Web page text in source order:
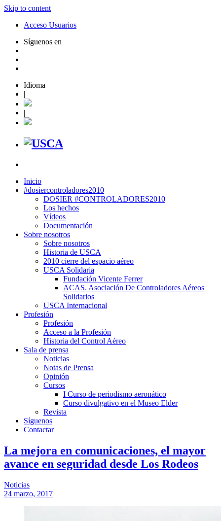
Skip to content
Acceso Usuarios
Síguenos en
Idioma
|
|
Inicio
#dosiercontroladores2010
DOSIER #CONTROLADORES2010
Los hechos
Vídeos
Documentación
Sobre nosotros
Sobre nosotros
Historia de USCA
2010 cierre del espacio aéreo
USCA Solidaria
Fundación Vicente Ferrer
ACAS. Asociación De Controladores Aéreos
Solidarios
USCA Internacional
Profesión
Profesión
Acceso a la Profesión
Historia del Control Aéreo
Sala de prensa
Noticias
Notas de Prensa
Opinión
Cursos
I Curso de periodismo aeronático
Curso divulgativo en el Museo Elder
Revista
Síguenos
Contactar
La mejora en comunicaciones, el mayor
avance en seguridad desde Los Rodeos
Noticias
24 marzo, 2017